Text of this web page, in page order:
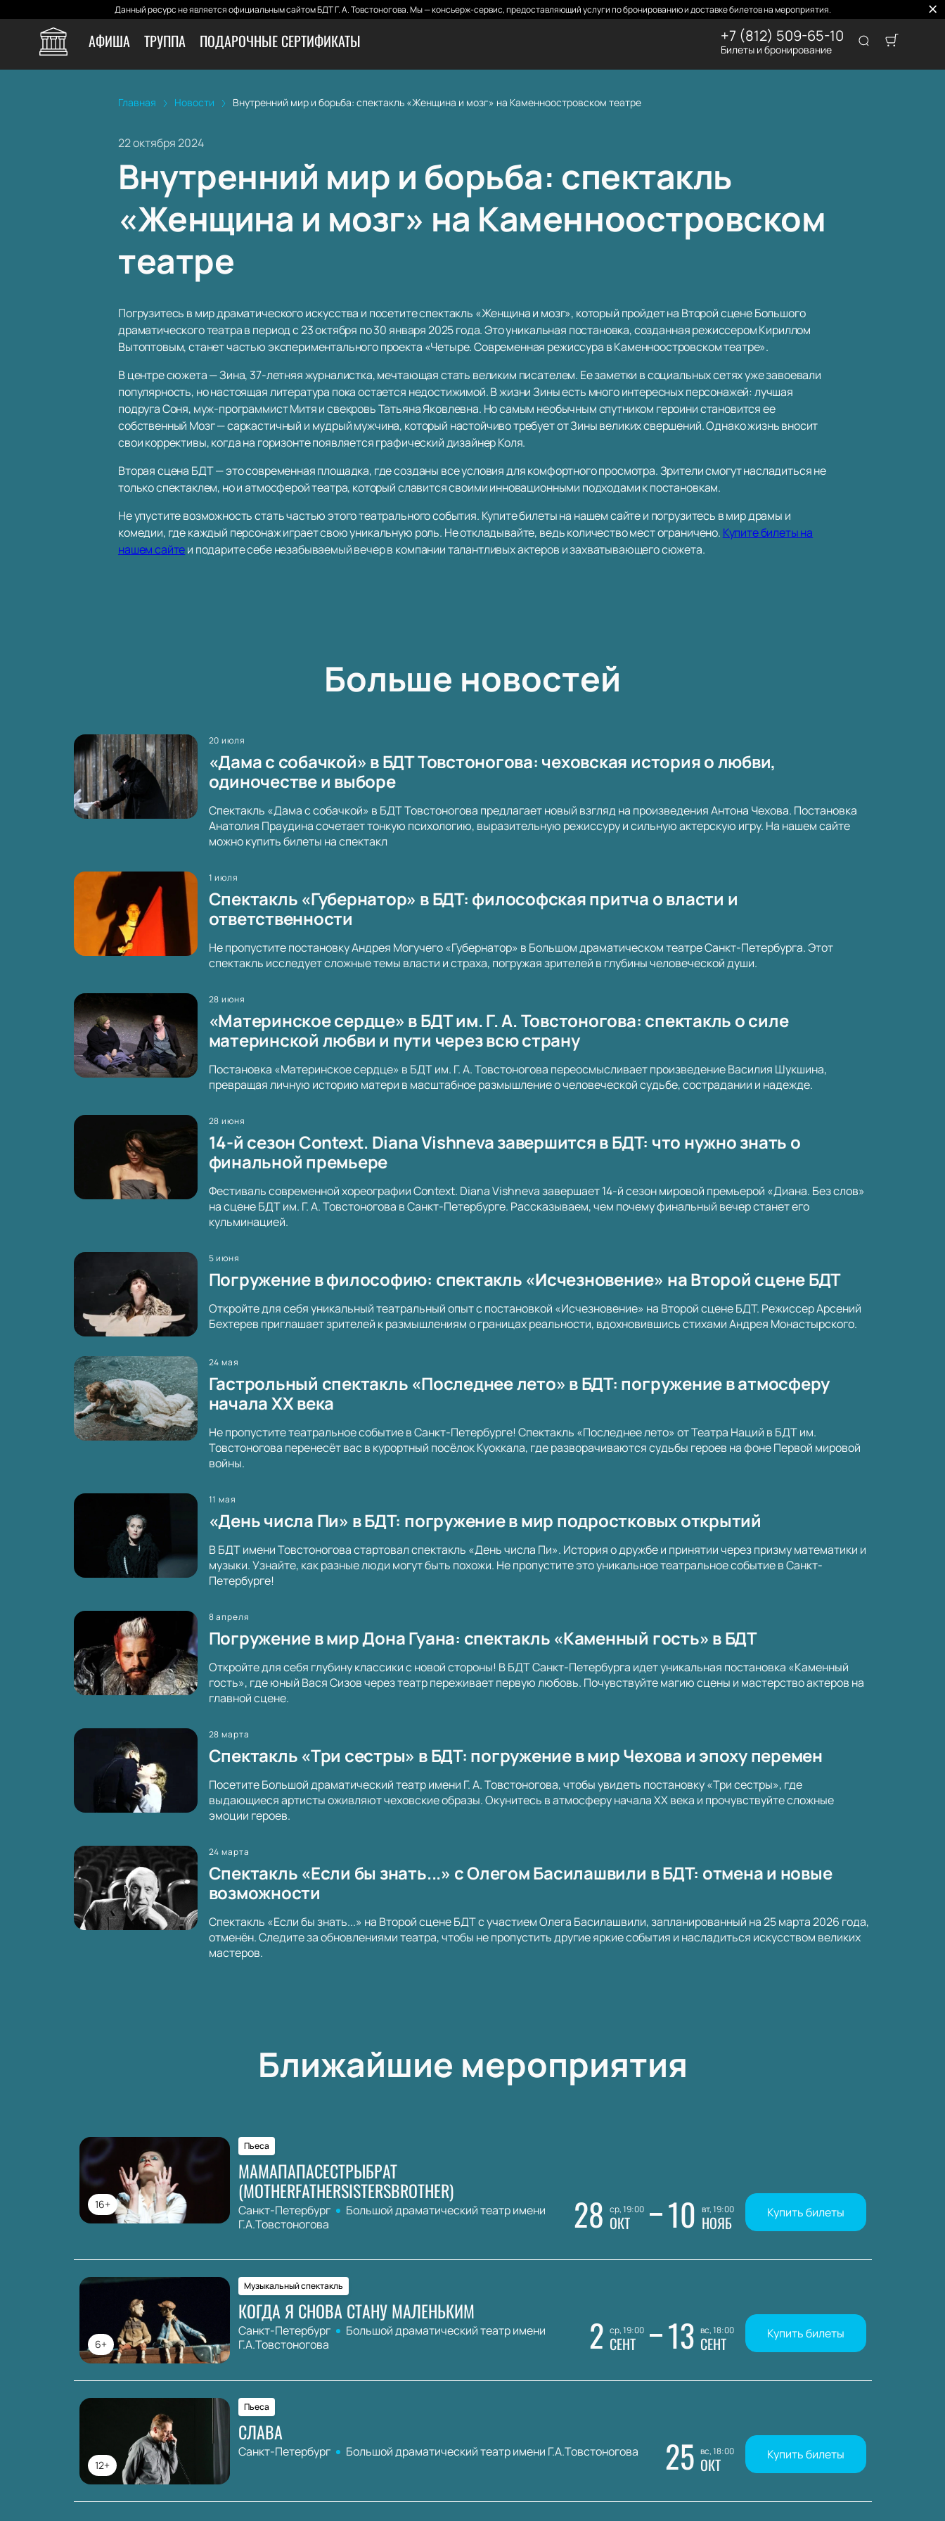
Данный ресурс не является официальным сайтом БДТ Г. А. Товстоногова. Мы — консьерж-сервис, предоставляющий услуги по бронированию и доставке билетов на мероприятия.
АФИША ТРУППА ПОДАРОЧНЫЕ СЕРТИФИКАТЫ +7 (812) 509-65-10
Билеты и бронирование
Главная Новости Внутренний мир и борьба: спектакль «Женщина и мозг» на Каменноостровском театре
22 октября 2024
Внутренний мир и борьба: спектакль
«Женщина и мозг» на Каменноостровском
театре
Погрузитесь в мир драматического искусства и посетите спектакль «Женщина и мозг», который пройдет на Второй сцене Большого
драматического театра в период с 23 октября по 30 января 2025 года. Это уникальная постановка, созданная режиссером Кириллом
Вытоптовым, станет частью экспериментального проекта «Четыре. Современная режиссура в Каменноостровском театре».
В центре сюжета — Зина, 37-летняя журналистка, мечтающая стать великим писателем. Ее заметки в социальных сетях уже завоевали
популярность, но настоящая литература пока остается недостижимой. В жизни Зины есть много интересных персонажей: лучшая
подруга Соня, муж-программист Митя и свекровь Татьяна Яковлевна. Но самым необычным спутником героини становится ее
собственный Мозг — саркастичный и мудрый мужчина, который настойчиво требует от Зины великих свершений. Однако жизнь вносит
свои коррективы, когда на горизонте появляется графический дизайнер Коля.
Вторая сцена БДТ — это современная площадка, где созданы все условия для комфортного просмотра. Зрители смогут насладиться не
только спектаклем, но и атмосферой театра, который славится своими инновационными подходами к постановкам.
Не упустите возможность стать частью этого театрального события. Купите билеты на нашем сайте и погрузитесь в мир драмы и
комедии, где каждый персонаж играет свою уникальную роль. Не откладывайте, ведь количество мест ограничено. Купите билеты на
нашем сайтеи подарите себе незабываемый вечер в компании талантливых актеров и захватывающего сюжета.
Больше новостей
20 июля
«Дама с собачкой» в БДТ Товстоногова: чеховская история о любви,
одиночестве и выборе
Спектакль «Дама с собачкой» в БДТ Товстоногова предлагает новый взгляд на произведения Антона Чехова. Постановка
Анатолия Праудина сочетает тонкую психологию, выразительную режиссуру и сильную актерскую игру. На нашем сайте
можно купить билеты на спектакл
1 июля
Спектакль «Губернатор» в БДТ: философская притча о власти и
ответственности
Не пропустите постановку Андрея Могучего «Губернатор» в Большом драматическом театре Санкт-Петербурга. Этот
спектакль исследует сложные темы власти и страха, погружая зрителей в глубины человеческой души.
28 июня
«Материнское сердце» в БДТ им. Г. А. Товстоногова: спектакль о силе
материнской любви и пути через всю страну
Постановка «Материнское сердце» в БДТ им. Г. А. Товстоногова переосмысливает произведение Василия Шукшина,
превращая личную историю матери в масштабное размышление о человеческой судьбе, сострадании и надежде.
28 июня
14-й сезон Context. Diana Vishneva завершится в БДТ: что нужно знать о
финальной премьере
Фестиваль современной хореографии Context. Diana Vishneva завершает 14-й сезон мировой премьерой «Диана. Без слов»
на сцене БДТ им. Г. А. Товстоногова в Санкт-Петербурге. Рассказываем, чем почему финальный вечер станет его
кульминацией.
5 июня
Погружение в философию: спектакль «Исчезновение» на Второй сцене БДТ
Откройте для себя уникальный театральный опыт с постановкой «Исчезновение» на Второй сцене БДТ. Режиссер Арсений
Бехтерев приглашает зрителей к размышлениям о границах реальности, вдохновившись стихами Андрея Монастырского.
24 мая
Гастрольный спектакль «Последнее лето» в БДТ: погружение в атмосферу
начала XX века
Не пропустите театральное событие в Санкт-Петербурге! Спектакль «Последнее лето» от Театра Наций в БДТ им.
Товстоногова перенесёт вас в курортный посёлок Куоккала, где разворачиваются судьбы героев на фоне Первой мировой
войны.
11 мая
«День числа Пи» в БДТ: погружение в мир подростковых открытий
В БДТ имени Товстоногова стартовал спектакль «День числа Пи». История о дружбе и принятии через призму математики и
музыки. Узнайте, как разные люди могут быть похожи. Не пропустите это уникальное театральное событие в Санкт-
Петербурге!
8 апреля
Погружение в мир Дона Гуана: спектакль «Каменный гость» в БДТ
Откройте для себя глубину классики с новой стороны! В БДТ Санкт-Петербурга идет уникальная постановка «Каменный
гость», где юный Вася Сизов через театр переживает первую любовь. Почувствуйте магию сцены и мастерство актеров на
главной сцене.
28 марта
Спектакль «Три сестры» в БДТ: погружение в мир Чехова и эпоху перемен
Посетите Большой драматический театр имени Г. А. Товстоногова, чтобы увидеть постановку «Три сестры», где
выдающиеся артисты оживляют чеховские образы. Окунитесь в атмосферу начала XX века и прочувствуйте сложные
эмоции героев.
24 марта
Спектакль «Если бы знать...» с Олегом Басилашвили в БДТ: отмена и новые
возможности
Спектакль «Если бы знать...» на Второй сцене БДТ с участием Олега Басилашвили, запланированный на 25 марта 2026 года,
отменён. Следите за обновлениями театра, чтобы не пропустить другие яркие события и насладиться искусством великих
мастеров.
Ближайшие мероприятия
16+
Пьеса
МАМАПАПАСЕСТРЫБРАТ
(MOTHERFATHERSISTERSBROTHER)
Санкт-Петербург
Большой драматический театр имени
Г.А.Товстоногова
28 ср, 19:00
ОКТ 10 вт, 19:00
НОЯБ Купить билеты
6+
Музыкальный спектакль
КОГДА Я СНОВА СТАНУ МАЛЕНЬКИМ
Санкт-Петербург
Большой драматический театр имени
Г.А.Товстоногова
2 ср, 19:00
СЕНТ 13 вс, 18:00
СЕНТ Купить билеты
12+
Пьеса
СЛАВА
Санкт-Петербург Большой драматический театр имени Г.А.Товстоногова 25 вс, 18:00
ОКТ Купить билеты